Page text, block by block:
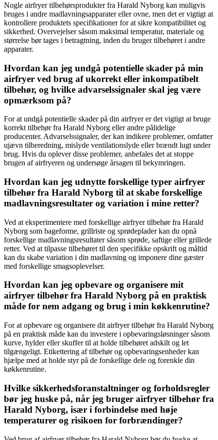
Nogle airfryer tilbehørsprodukter fra Harald Nyborg kan muligvis
bruges i andre madlavningsapparater eller ovne, men det er vigtigt at
kontrollere produktets specifikationer for at sikre kompatibilitet og
sikkerhed. Overvejelser såsom maksimal temperatur, materiale og
størrelse bør tages i betragtning, inden du bruger tilbehøret i andre
apparater.
Hvordan kan jeg undgå potentielle skader på min
airfryer ved brug af ukorrekt eller inkompatibelt
tilbehør, og hvilke advarselssignaler skal jeg være
opmærksom på?
For at undgå potentielle skader på din airfryer er det vigtigt at bruge
korrekt tilbehør fra Harald Nyborg eller andre pålidelige
producenter. Advarselssignaler, der kan indikere problemer, omfatter
ujævn tilberedning, mislyde ventilationslyde eller brændt lugt under
brug. Hvis du oplever disse problemer, anbefales det at stoppe
brugen af airfryeren og undersøge årsagen til bekymringen.
Hvordan kan jeg udnytte forskellige typer airfryer
tilbehør fra Harald Nyborg til at skabe forskellige
madlavningsresultater og variation i mine retter?
Ved at eksperimentere med forskellige airfryer tilbehør fra Harald
Nyborg som bageforme, grillriste og sprødeplader kan du opnå
forskellige madlavningsresultater såsom sprøde, saftige eller grillede
retter. Ved at tilpasse tilbehøret til den specifikke opskrift og måltid
kan du skabe variation i din madlavning og imponere dine gæster
med forskellige smagsoplevelser.
Hvordan kan jeg opbevare og organisere mit
airfryer tilbehør fra Harald Nyborg på en praktisk
måde for nem adgang og brug i min køkkenrutine?
For at opbevare og organisere dit airfryer tilbehør fra Harald Nyborg
på en praktisk måde kan du investere i opbevaringsløsninger såsom
kurve, hylder eller skuffer til at holde tilbehøret adskilt og let
tilgængeligt. Etikettering af tilbehør og opbevaringsenheder kan
hjælpe med at holde styr på de forskellige dele og forenkle din
køkkenrutine.
Hvilke sikkerhedsforanstaltninger og forholdsregler
bør jeg huske på, når jeg bruger airfryer tilbehør fra
Harald Nyborg, især i forbindelse med høje
temperaturer og risikoen for forbrændinger?